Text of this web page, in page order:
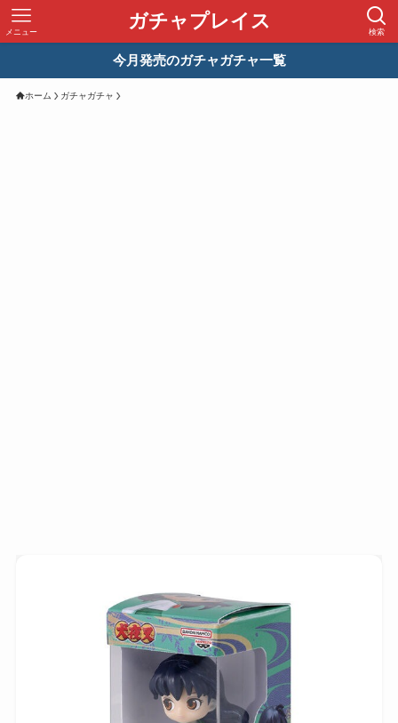
ガチャプレイス 検索
メニュー
今月発売のガチャガチャ一覧
ホーム ガチャガチャ